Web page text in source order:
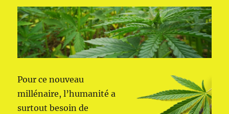
Pour ce nouveau
millénaire, l’humanité a
surtout besoin de